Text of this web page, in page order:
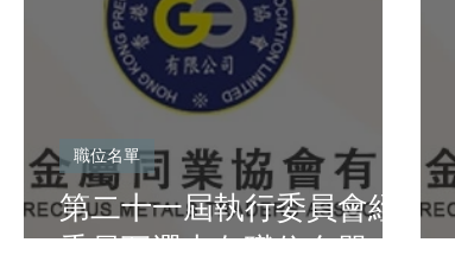
第二十一屆執行委員會經
委員互選出各職位名單
職位名單